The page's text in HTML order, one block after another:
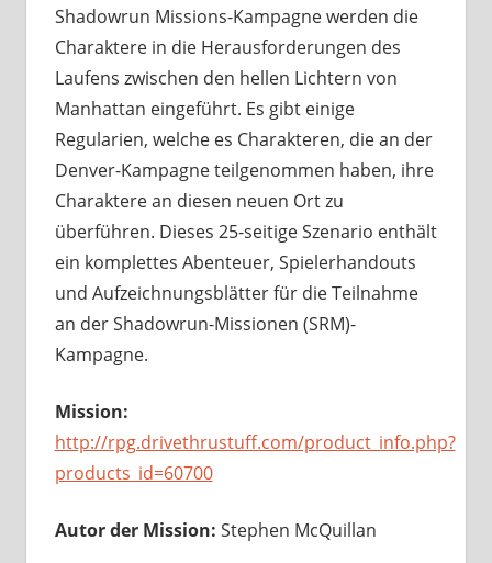
Shadowrun Missions-Kampagne werden die
Charaktere in die Herausforderungen des
Laufens zwischen den hellen Lichtern von
Manhattan eingeführt. Es gibt einige
Regularien, welche es Charakteren, die an der
Denver-Kampagne teilgenommen haben, ihre
Charaktere an diesen neuen Ort zu
überführen. Dieses 25-seitige Szenario enthält
ein komplettes Abenteuer, Spielerhandouts
und Aufzeichnungsblätter für die Teilnahme
an der Shadowrun-Missionen (SRM)-
Kampagne.
Mission:
http://rpg.drivethrustuff.com/product_info.php?
products_id=60700
Autor der Mission: Stephen McQuillan